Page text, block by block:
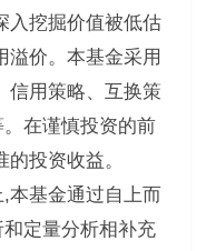
入挖掘价值被低估
溢价。本基金采用
信用策略、互换策
在谨慎投资的前
投资收益。
本基金通过自上而
定量分析相补充